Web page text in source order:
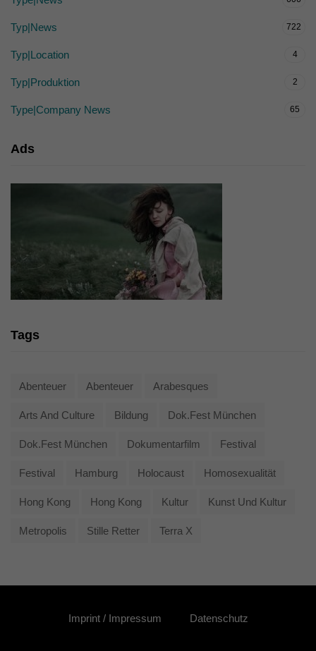
Typ|News 722
Typ|Location 4
Typ|Produktion 2
Type|Company News 65
Ads
Tags
Abenteuer Abenteuer Arabesques
Arts And Culture Bildung Dok.fest München
Dok.fest München Dokumentarfilm Festival
Festival Hamburg Holocaust Homosexualität
Hong Kong Hong Kong Kultur Kunst Und Kultur
Metropolis Stille Retter Terra X
Imprint / Impressum Datenschutz